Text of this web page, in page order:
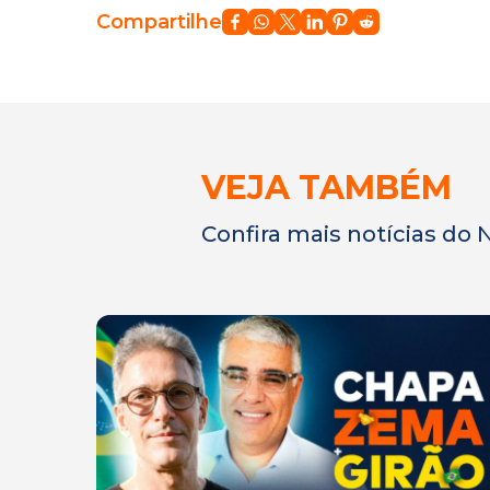
Compartilhe
VEJA TAMBÉM
Confira mais notícias do